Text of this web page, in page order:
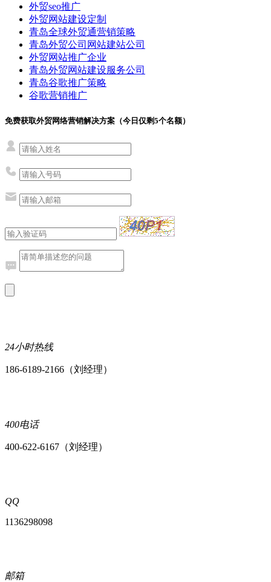
外贸seo推广
外贸网站建设定制
青岛全球外贸通营销策略
青岛外贸公司网站建站公司
外贸网站推广企业
青岛外贸网站建设服务公司
青岛谷歌推广策略
谷歌营销推广
免费获取外贸网络营销解决方案（今日仅剩5个名额）
24小时热线
186-6189-2166（刘经理）
400电话
400-622-6167（刘经理）
QQ
1136298098
邮箱